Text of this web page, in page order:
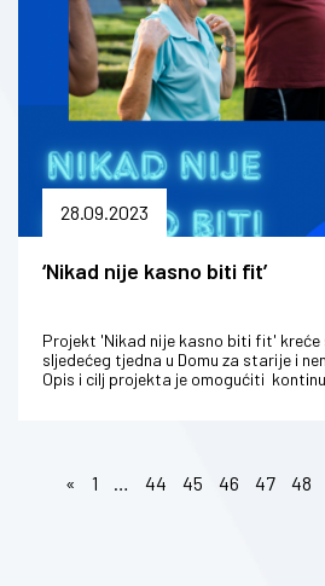
28.09.2023
‘Nikad nije kasno biti fit’
Projekt 'Nikad nije kasno biti fit' kreće
sljedećeg tjedna u Domu za starije i
Opis i cilj projekta je omogućiti
« 1 … 44 45 46 47 48